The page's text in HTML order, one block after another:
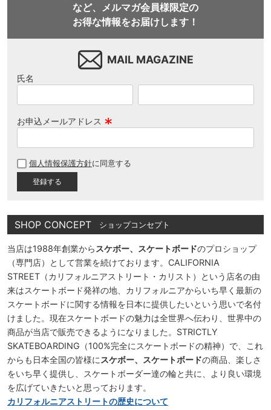
など、メルマガ会員様限定の
お得な情報をお届けします！
MAIL MAGAZINE
氏名
お申込メールアドレス
須
個人情報保護方針に同意する
SHOP CONCEPT ショップコンセプト
当店は1988年創業から スケボー、スケートボードのプロショップ
（専門店）として営業を続けております。CALIFORNIA
STREET（カリフォルニアストリート・カリスト）という店名の由
来はスケートボード発祥の地、カリフォルニアからいち早く最新の
スケートボードに関する情報を日本に提供したいという思いで名付
けました。現在スケートボードの魅力は全世界へ伝わり、世界中の
商品が当店で販売できるようになりました。STRICTLY
SKATEBOARDING（100%完全にスケートボードの精神）で、これ
からも日本全国の皆様に スケボー、スケートボードの商品、楽しさ
をいち早く提供し、スケートボーダー達の輪と共に、より良い環境
を広げていきたいと思っております。
カリフォルニアストリートの歴史について